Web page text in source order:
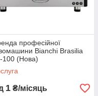
професійної
Bianchi Brasilia
100 (Нова)
1 ₴/місяць